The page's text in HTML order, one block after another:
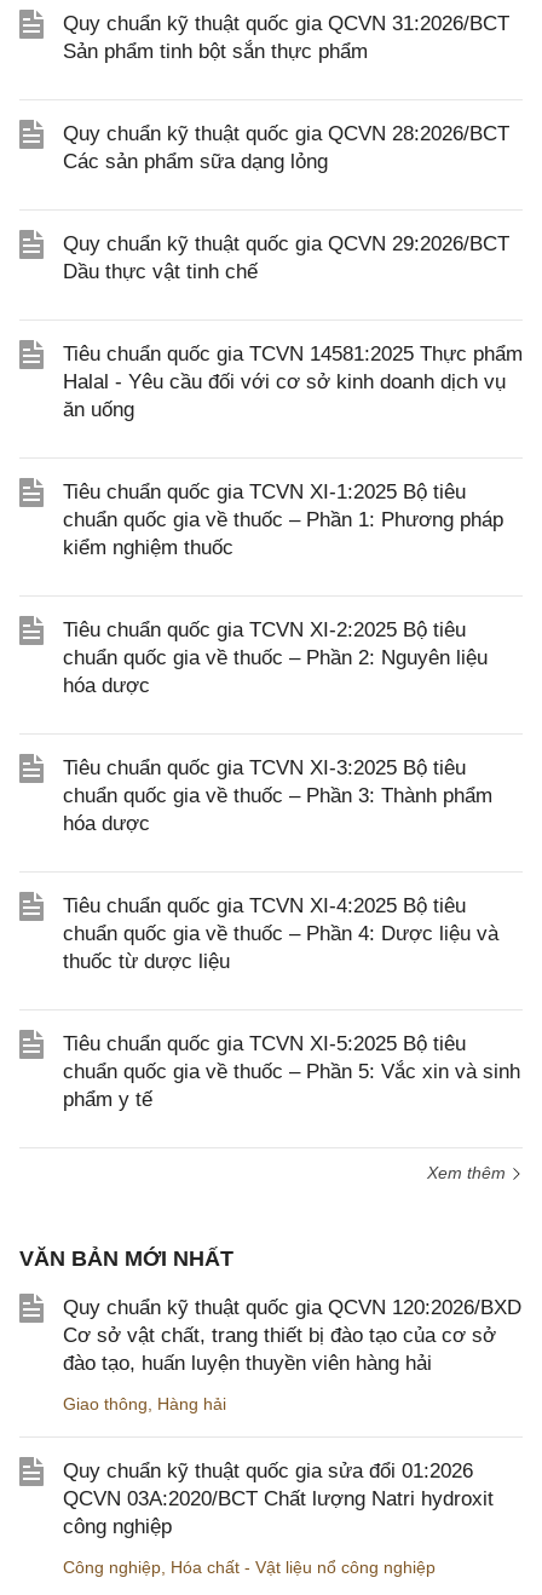
Quy chuẩn kỹ thuật quốc gia QCVN 31:2026/BCT
Sản phẩm tinh bột sắn thực phẩm
Quy chuẩn kỹ thuật quốc gia QCVN 28:2026/BCT
Các sản phẩm sữa dạng lỏng
Quy chuẩn kỹ thuật quốc gia QCVN 29:2026/BCT
Dầu thực vật tinh chế
Tiêu chuẩn quốc gia TCVN 14581:2025 Thực phẩm
Halal - Yêu cầu đối với cơ sở kinh doanh dịch vụ
ăn uống
Tiêu chuẩn quốc gia TCVN XI-1:2025 Bộ tiêu
chuẩn quốc gia về thuốc – Phần 1: Phương pháp
kiểm nghiệm thuốc
Tiêu chuẩn quốc gia TCVN XI-2:2025 Bộ tiêu
chuẩn quốc gia về thuốc – Phần 2: Nguyên liệu
hóa dược
Tiêu chuẩn quốc gia TCVN XI-3:2025 Bộ tiêu
chuẩn quốc gia về thuốc – Phần 3: Thành phẩm
hóa dược
Tiêu chuẩn quốc gia TCVN XI-4:2025 Bộ tiêu
chuẩn quốc gia về thuốc – Phần 4: Dược liệu và
thuốc từ dược liệu
Tiêu chuẩn quốc gia TCVN XI-5:2025 Bộ tiêu
chuẩn quốc gia về thuốc – Phần 5: Vắc xin và sinh
phẩm y tế
Xem thêm
VĂN BẢN MỚI NHẤT
Quy chuẩn kỹ thuật quốc gia QCVN 120:2026/BXD
Cơ sở vật chất, trang thiết bị đào tạo của cơ sở
đào tạo, huấn luyện thuyền viên hàng hải
Giao thông Hàng hải
Quy chuẩn kỹ thuật quốc gia sửa đổi 01:2026
QCVN 03A:2020/BCT Chất lượng Natri hydroxit
công nghiệp
Công nghiệp Hóa chất - Vật liệu nổ công nghiệp